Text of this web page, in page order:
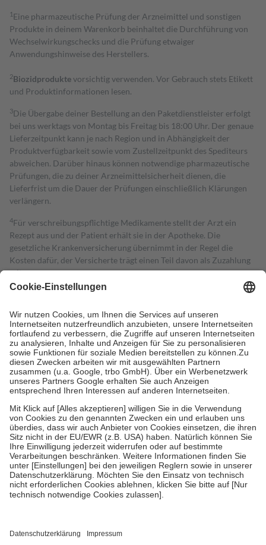
1 Eine pharmazeutische Prüfung der Arzneimittel und sonstigen
Produkte in deinem Warenkorb beinhaltet die Durchführung von
Wechselwirkungschecks und die Prüfung etwaiger
Anwendungshinweise des Herstellers.
2Biozidproduktevorsichtig verwenden. Vor Gebrauch stets Etikett
und Produktinformationen lesen.
3Die Übergabe deiner Bestellung an den Paketdienstleister erfolgt
bei uns werktags von Montag bis Freitag bis 18:00 Uhr. Der genaue
Lieferzeitpunkt kann je nach Region und in Abhängigkeit der
Produktverfügbarkeit sowie vom Zustellzeitpunkt des Spediteurs
abweichen. Darüber hinaus können notwendige pharmazeutische
Prüfungen, die zu deiner Arzneimittelsicherheit dienen, die
Lieferfrist um die Dauer der Prüfungen einschließlich Klärungen
verlängern.
4Für verschreibungspflichtige Medikamente stellt der Arzt ein
Rezept aus und der Patient erhält sie in der Apotheke. Die
gesetzliche Krankenversicherung übernimmt in der Regel die
Kosten dafür, der Versicherte trägt einen Teil davon als Zuzahlung
mit.
Grundsätzlich leisten Mitglieder Zuzahlungen in Höhe von zehn
höchstens zehn Euro.
Es sind jedoch nie mehr als die tatsächlichen
Kosten der Leistung zu entrichten.
Diese Regeln gelten grundsätzlich auch für Online-Apotheken.
Bei Heilmitteln und häuslicher Krankenpflege beträgt die
Zuzahlung zehn Prozent der Kosten sowie zehn Euro je
Verordnung.
Um das Engagement der Versicherten für ihre eigene Gesundheit zu
stärken und die besondere Stellung der Familie zu unterstützen,
fallenkeine Zuzahlungenan bei:
• Kindern und Jugendlichen bis zum vollendeten 18. Lebensjahr
mit Ausnahme der Fahrkosten
• Untersuchungen zur Vorsorge und Früherkennung, die von der
GKV getragen werden
• empfohlenen Schutzimpfungen
• Harn- und Blutteststreifen
getroffen, um sicherzustellen, dass es sich um echte Bewertungen